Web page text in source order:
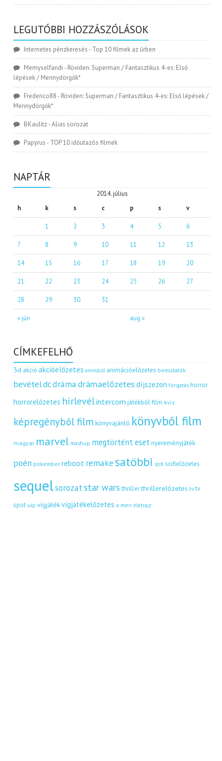
LEGUTÓBBI HOZZÁSZÓLÁSOK
Internetes pénzkeresés - Top 10 filmek az űrben
Memyselfandi - Röviden: Superman / Fantasztikus 4-es: Első
lépések / Mennydörgők*
Frederico88 - Röviden: Superman / Fantasztikus 4-es: Első lépések /
Mennydörgők*
BKaulitz-Alias sorozat
Papyrus - TOP 10 időutazós filmek
NAPTÁR
2014. július
h
k s c p s v
« jún aug »
1 2 3 4 5 6
7 8 9 10 11 12 13
14 15 16 17 18 19 20
21 22 23 24 25 26 27
28 29 30 31
CÍMKEFELHŐ
3d akció akcióelőzetes animáció animációelőzetes bemutatók
bevételdcdráma drámaelőzetes díjszezon forgatás horror
horrorelőzetes hírlevélintercom játékból film kvíz
képregényből film könyvajánló könyvből film
magyar marvel mashup megtörtént eset nyereményjáték
poén pókember reboot remakesatöbbi scifi scifielőzetes
sequelsorozatstar wars thriller thrillerelőzetes tv tv
spot uip vígjátékvígjátékelőzetes x men életrajz